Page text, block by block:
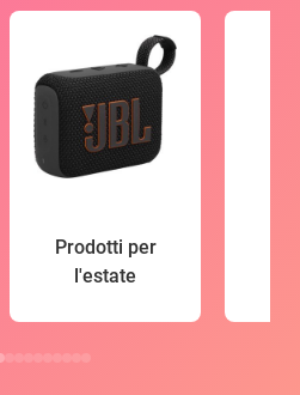
Prodotti per
l'estate